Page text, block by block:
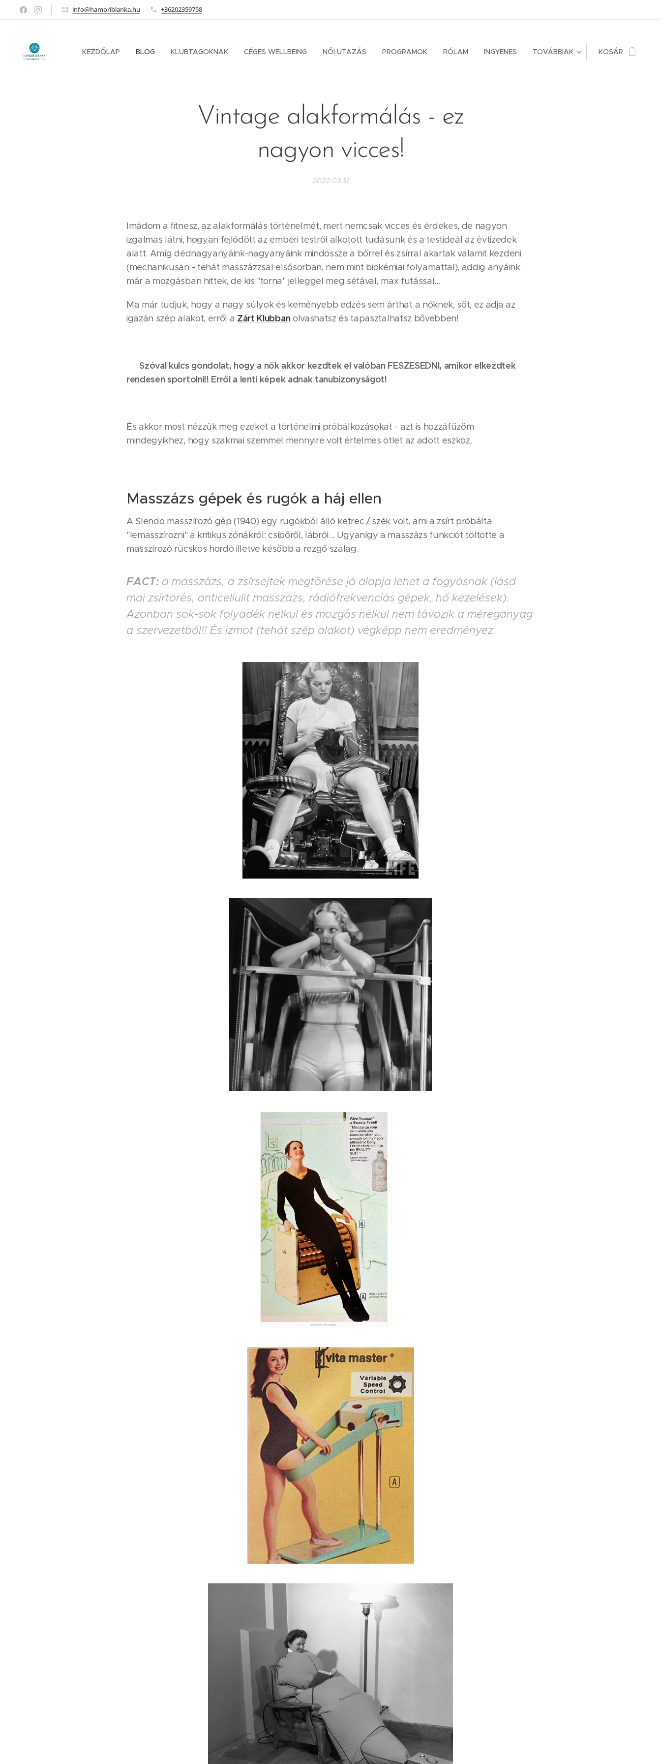
info@hamoriblanka.hu +36202359758
KEZDŐLAP BLOG KLUBTAGOKNAK CÉGES WELLBEING NŐI UTAZÁS PROGRAMOK RÓLAM INGYENES TOVÁBBIAK KOSÁR
Vintage alakformálás - ez
nagyon vicces!
2022.03.31
Imádom a fitnesz, az alakformálás történelmét, mert nemcsak vicces és érdekes, de nagyon
izgalmas látni, hogyan fejlődött az emberi testről alkotott tudásunk és a testideál az évtizedek
alatt. Amíg dédnagyanyáink-nagyanyáink mindössze a bőrrel és zsírral akartak valamit kezdeni
(mechanikusan - tehát masszázzsal elsősorban, nem mint biokémiai folyamattal), addig anyáink
már a mozgásban hittek, de kis "torna" jelleggel meg sétával, max futással...
Ma már tudjuk, hogy a nagy súlyok és keményebb edzés sem árthat a nőknek, sőt, ez adja az
igazán szép alakot, erről a Zárt Klubbanolvashatsz és tapasztalhatsz bővebben!
✨ Szóval kulcs gondolat, hogy a nők akkor kezdtek el valóban FESZESEDNI, amikor elkezdtek
rendesen sportolni!! Erről a lenti képek adnak tanubizonyságot! ✨
És akkor most nézzük meg ezeket a történelmi próbálkozásokat - azt is hozzáfűzöm
mindegyikhez, hogy szakmai szemmel mennyire volt értelmes ötlet az adott eszköz.
Masszázs gépek és rugók a háj ellen
A Slendo masszírozó gép (1940) egy rugókból álló ketrec / szék volt, ami a zsírt próbálta
"lemasszírozni" a kritikus zónákról: csípőről, lábról... Ugyanígy a masszázs funkciót töltötte a
masszírozó rücskös hordó illetve később a rezgő szalag.
FACT: a masszázs, a zsírsejtek megtörése jó alapja lehet a fogyásnak (lásd
mai zsírtörés, anticellulit masszázs, rádiófrekvenciás gépek, hő kezelések).
Azonban sok-sok folyadék nélkül és mozgás nélkül nem távozik a méreganyag
a szervezetből!! És izmot (tehát szép alakot) végképp nem eredményez.